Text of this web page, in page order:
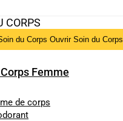
CORPS
du Corps Ouvrir Soin du Corps
Femme
de corps